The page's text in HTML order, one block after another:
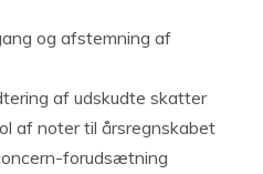
og afstemning af
af udskudte skatter
af noter til årsregnskabet
forudsætning